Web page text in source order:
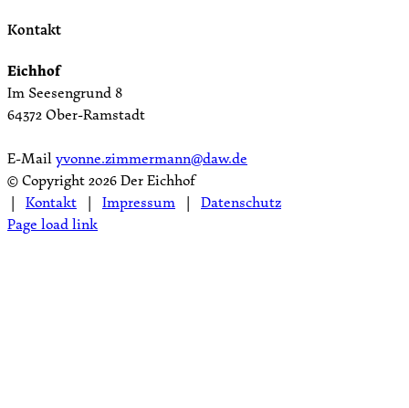
Kontakt
Eichhof
Im Seesengrund 8
64372 Ober-Ramstadt
E-Mailyvonne.zimmermann@daw.de
© Copyright2026 Der Eichhof
| Kontakt | Impressum | Datenschutz
Page load link